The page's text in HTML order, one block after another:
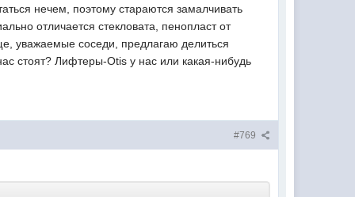
нечем, поэтому стараются замалчивать
отличается стекловата, пенопласт от
уважаемые соседи, предлагаю делиться
стоят? Лифтеры-Otis у нас или какая-нибудь
#769